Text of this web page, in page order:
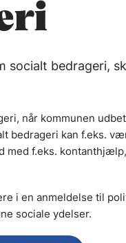
socialt bedrageri,
når kommunen
bedrageri kan f.eks.
med f.eks.
i en anmeldelse til
sociale ydelser.